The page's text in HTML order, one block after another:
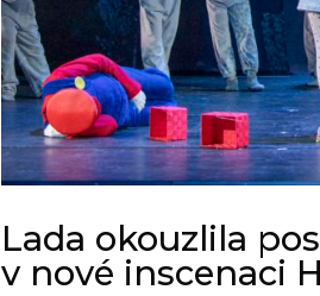
Lada okouzlila
v nové inscenaci